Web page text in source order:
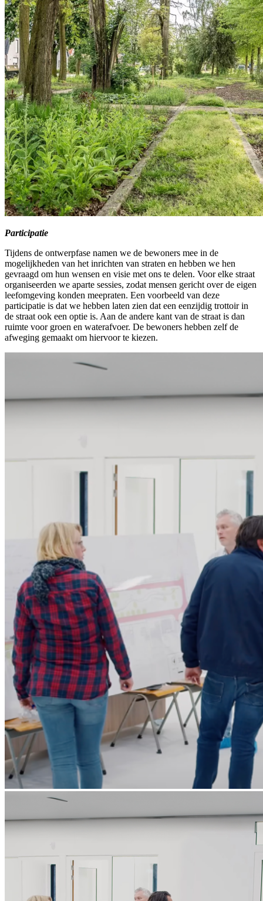
Participatie
Tijdens de ontwerpfase namen we de bewoners mee in de
mogelijkheden van het inrichten van straten en hebben we hen
gevraagd om hun wensen en visie met ons te delen. Voor elke straat
organiseerden we aparte sessies, zodat mensen gericht over de eigen
leefomgeving konden meepraten. Een voorbeeld van deze
participatie is dat we hebben laten zien dat een eenzijdig trottoir in
de straat ook een optie is. Aan de andere kant van de straat is dan
ruimte voor groen en waterafvoer. De bewoners hebben zelf de
afweging gemaakt om hiervoor te kiezen.